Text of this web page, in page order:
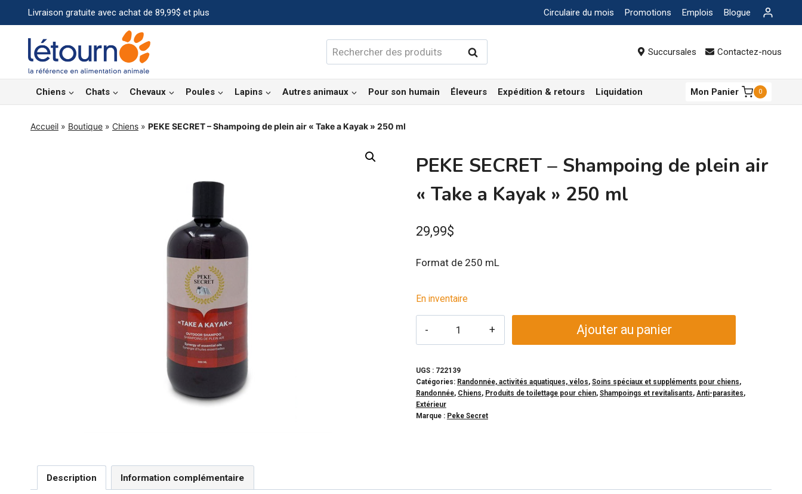
au
contenu
Livraison gratuite avec achat de 89,99$ et plus Circulaire du mois Promotions Emplois Blogue
Rechercher : Rechercher Succursales Contactez-nous
Chiens Chats Chevaux Poules Lapins Autres animaux Pour son humain Éleveurs Expédition & retours Liquidation Mon Panier 0
Accueil » Boutique » Chiens » PEKE SECRET – Shampoing de plein air « Take a Kayak » 250 ml
PEKE SECRET – Shampoing de plein air
« Take a Kayak » 250 ml
29,99$
Format de 250 mL
En inventaire
SECRET
-
Shampoing
de
Ajouter au panier
UGS : 722139
Catégories: Randonnée, activités aquatiques, vélos, Soins spéciaux et suppléments pour chiens,
Randonnée, Chiens, Produits de toilettage pour chien, Shampoings et revitalisants, Anti-parasites,
Extérieur
Marque : Peke Secret
Description Information complémentaire